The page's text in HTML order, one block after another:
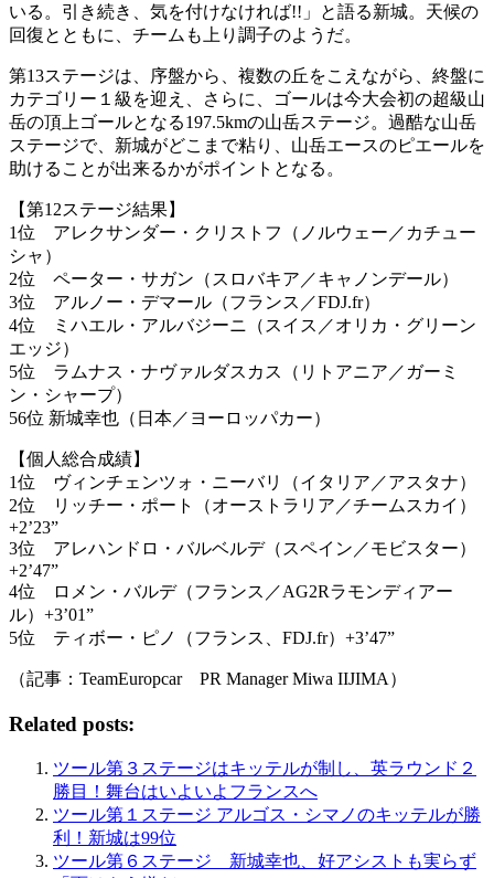
いる。引き続き、気を付けなければ!!」と語る新城。天候の
回復とともに、チームも上り調子のようだ。
第13ステージは、序盤から、複数の丘をこえながら、終盤に
カテゴリー１級を迎え、さらに、ゴールは今大会初の超級山
岳の頂上ゴールとなる197.5kmの山岳ステージ。過酷な山岳
ステージで、新城がどこまで粘り、山岳エースのピエールを
助けることが出来るかがポイントとなる。
【第12ステージ結果】
1位 アレクサンダー・クリストフ（ノルウェー／カチュー
シャ）
2位 ペーター・サガン（スロバキア／キャノンデール）
3位 アルノー・デマール（フランス／FDJ.fr）
4位 ミハエル・アルバジーニ（スイス／オリカ・グリーン
エッジ）
5位 ラムナス・ナヴァルダスカス（リトアニア／ガーミ
ン・シャープ）
56位 新城幸也（日本／ヨーロッパカー）
【個人総合成績】
1位 ヴィンチェンツォ・ニーバリ（イタリア／アスタナ）
2位 リッチー・ポート（オーストラリア／チームスカイ）
+2’23”
3位 アレハンドロ・バルベルデ（スペイン／モビスター）
+2’47”
4位 ロメン・バルデ（フランス／AG2Rラモンディアー
ル）+3’01”
5位 ティボー・ピノ（フランス、FDJ.fr）+3’47”
（記事：TeamEuropcar PR Manager Miwa IIJIMA）
Related posts:
ツール第３ステージはキッテルが制し、英ラウンド２
勝目！舞台はいよいよフランスへ
ツール第１ステージ アルゴス・シマノのキッテルが勝
利！新城は99位
ツール第６ステージ 新城幸也、好アシストも実らず